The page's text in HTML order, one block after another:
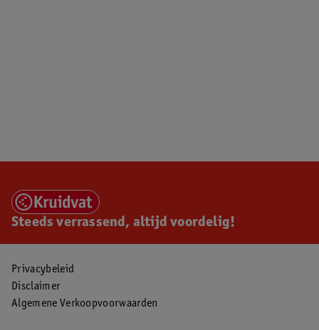
Steeds verrassend, altijd voordelig!
Privacybeleid
Disclaimer
Algemene Verkoopvoorwaarden